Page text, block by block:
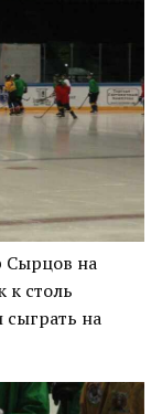
Сырцов на
к столь
сыграть на